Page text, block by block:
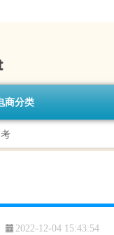
商分类
2022-12-04 15:43:54